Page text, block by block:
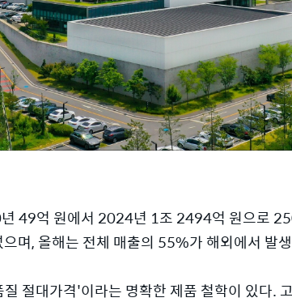
49억 원에서 2024년 1조 2494억 원으로
며, 올해는 전체 매출의 55%가 해외에서 발
절대가격'이라는 명확한 제품 철학이 있다.